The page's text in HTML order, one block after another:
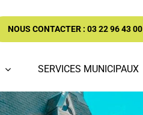
NOUS CONTACTER : 03 22 96 43 00
SERVICES MUNICIPAUX